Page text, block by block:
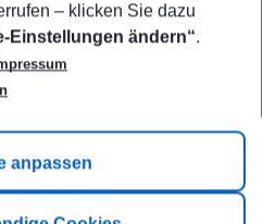
– klicken Sie dazu
Einstellungen ändern“.
anpassen